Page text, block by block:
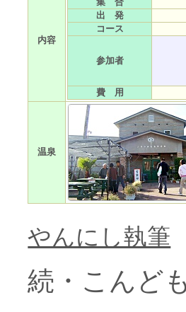
内容
出 発
コース
参加者
費 用
温泉
やんにし執筆
続・こんど